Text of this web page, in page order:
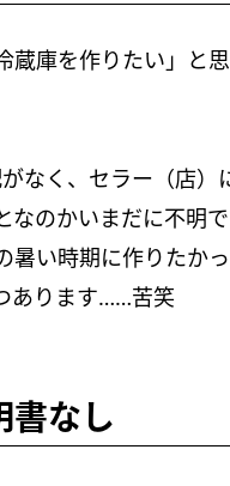
蔵庫を作りたい」と
なく、セラー（店
なのかいまだに不明
暑い時期に作りたか
あります……苦笑
書なし